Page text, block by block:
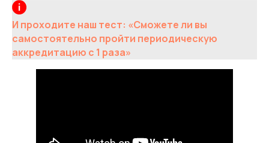
И проходите наш тест: «Сможете ли вы
самостоятельно пройти периодическую
аккредитацию с 1 раза»